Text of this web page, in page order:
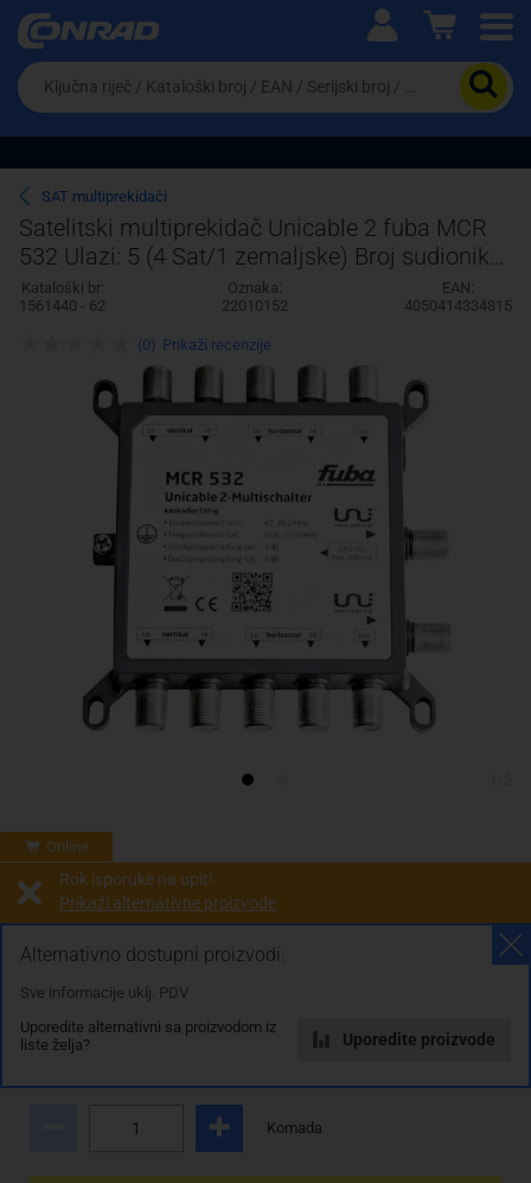
Ova postavka prilagođava asortiman proizvoda i
cijene vašim potrebama.
Pravno lice
Da
biste
potražili
proizvod,
unesite
ključnu
riječ,
kataloški
broj,
EAN
ili
SAT multiprekidači
Satelitski multiprekidač Unicable 2 fuba MCR
532 Ulazi: 5 (4 Sat/1 zemaljske) Broj sudionika:
32
Kataloški br:
1561440 - 62
Oznaka:
22010152
EAN:
4050414334815
Online
Alternativno dostupni proizvodi:
Sve informacije uklj. PDV
Uporedite alternativni sa proizvodom iz
liste želja?
Uporedite proizvode
Rok isporuke na upit!
Prikaži alternativne proizvode
Prodaja i slanje od: Architektengruppe S71 d.o.o.
Cijena na upit
0.00 KM
Komada
(0) Prikaži recenzije